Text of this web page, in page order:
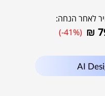
לאחר הנחה:
₪
(-41%)